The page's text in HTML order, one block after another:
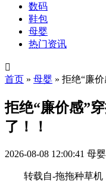
数码
鞋包
母婴
热门资讯

首页 » 母婴 » 拒绝“廉
拒绝“廉价感”
了！！
2026-08-08 12:00:41 母婴
转载自-拖拖种草机